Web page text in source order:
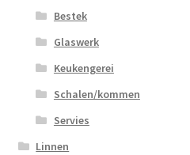
Bestek
Glaswerk
Keukengerei
Schalen/kommen
Servies
Linnen